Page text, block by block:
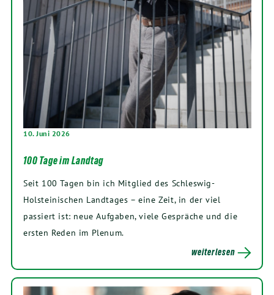
10. Juni 2026
100 Tage im Landtag
Seit 100 Tagen bin ich Mitglied des Schleswig-
Holsteinischen Landtages – eine Zeit, in der viel
passiert ist: neue Aufgaben, viele Gespräche und die
ersten Reden im Plenum.
weiterlesen